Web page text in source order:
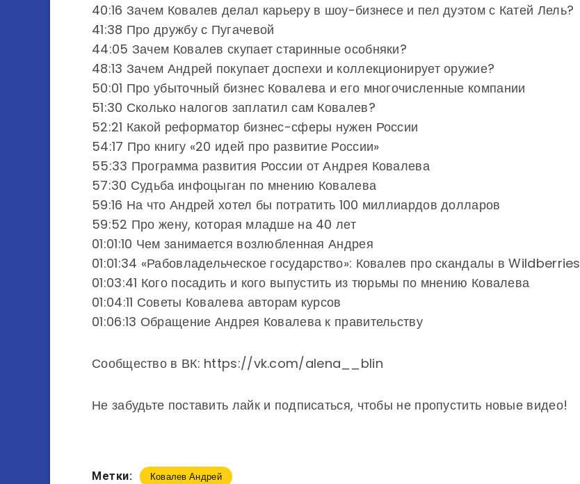
40:16 Зачем Ковалев делал карьеру в шоу-бизнесе и пел дуэтом с Катей Лель?
41:38 Про дружбу с Пугачевой
44:05 Зачем Ковалев скупает старинные особняки?
48:13 Зачем Андрей покупает доспехи и коллекционирует оружие?
50:01 Про убыточный бизнес Ковалева и его многочисленные компании
51:30 Сколько налогов заплатил сам Ковалев?
52:21 Какой реформатор бизнес-сферы нужен России
54:17 Про книгу «20 идей про развитие России»
55:33 Программа развития России от Андрея Ковалева
57:30 Судьба инфоцыган по мнению Ковалева
59:16 На что Андрей хотел бы потратить 100 миллиардов долларов
59:52 Про жену, которая младше на 40 лет
01:01:10 Чем занимается возлюбленная Андрея
01:01:34 «Рабовладельческое государство»: Ковалев про скандалы в Wildberries
01:03:41 Кого посадить и кого выпустить из тюрьмы по мнению Ковалева
01:04:11 Советы Ковалева авторам курсов
01:06:13 Обращение Андрея Ковалева к правительству
Сообщество в ВК: https://vk.com/alena__blin
Не забудьте поставить лайк и подписаться, чтобы не пропустить новые видео!
Метки: Ковалев Андрей